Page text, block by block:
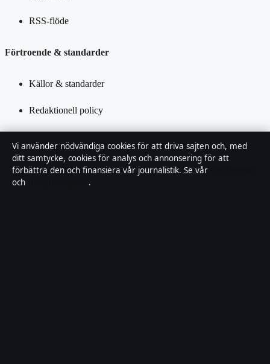
RSS-flöde
Förtroende & standarder
Källor & standarder
Redaktionell policy
Tillgänglighetsredogörelse
Vi använder nödvändiga cookies för att driva sajten och, med
ditt samtycke, cookies för analys och annonsering för att
förbättra den och finansiera vår journalistik. Se vår
och
.